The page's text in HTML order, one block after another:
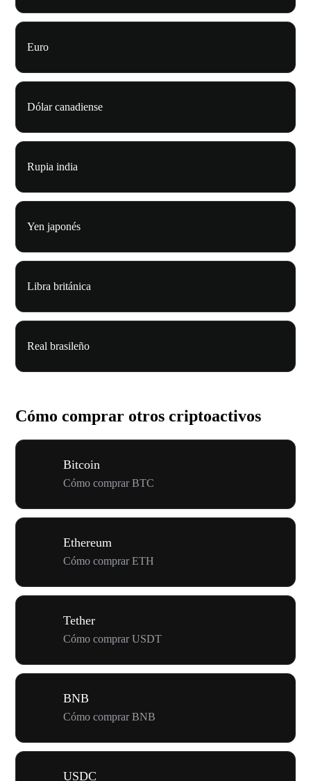
Euro
Dólar canadiense
Rupia india
Yen japonés
Libra británica
Real brasileño
Cómo comprar otros criptoactivos
Bitcoin
Cómo comprar BTC
Ethereum
Cómo comprar ETH
Tether
Cómo comprar USDT
BNB
Cómo comprar BNB
USDC